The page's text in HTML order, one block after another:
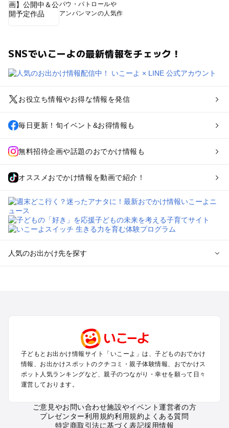
パウ・パトロールや
アンパンマンの人気作
SNSでいこーよの最新情報をチェック！
お役立ち情報やお得な情報を発信
毎日更新！旬イベント&お得情報も
無料招待企画や話題のおでかけ情報も
オススメおでかけ情報を動画で紹介！
人気のお出かけ先を探す
関西のプールおでかけ
中国･四国のプールおでかけ
九州･沖縄のプールおでかけ
定番お出かけスポット
子どもとお出かけ情報サイト「いこーよ」は、子どものおでかけ
情報、お出かけスポットのクチコミ・親子体験情報、おでかけス
ポット人気ランキングなど、親子のつながり・幸せを願って日々
運営しております。
ご意見やお問い合わせ施設やイベント運営者の方
プレゼンター利用規約利用規約よくある質問
特定商取引法に基づく表記採用情報